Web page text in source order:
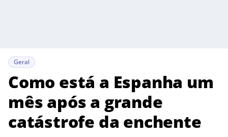
Geral
Como está a Espanha um
mês após a grande
catástrofe da enchente